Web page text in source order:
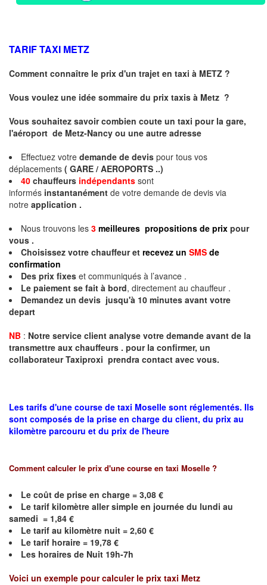
TARIF TAXI METZ
Comment connaître le prix d'un trajet en taxi à METZ ?
Vous voulez une idée sommaire du prix taxis à Metz ?
Vous souhaitez savoir combien coute un taxi pour la gare,
l'aéroport de Metz-Nancy ou une autre adresse
Effectuez votre demande de devis pour tous vos
déplacements ( GARE / AEROPORTS ..)
40 chauffeurs indépendants sont
informés instantanément de votre demande de devis via
notre application .
Nous trouvons les 3 meilleures propositions de prix pour
vous .
Choisissez votre chauffeur et recevez un SMS de
confirmation
Des prix fixes et communiqués à l’avance .
Le paiement se fait à bord, directement au chauffeur .
Demandez un devis jusqu'à 10 minutes avant votre
depart
NB : Notre service client analyse votre demande avant de la
transmettre aux chauffeurs . pour la confirmer, un
collaborateur Taxiproxi prendra contact avec vous.
Les tarifs d'une course de taxi Moselle sont réglementés. Ils
sont composés de la prise en charge du client, du prix au
kilomètre parcouru et du prix de l'heure
Comment calculer le prix d'une course en taxi Moselle ?
Le coût de prise en charge = 3,08 €
Le tarif kilomètre aller simple en journée du lundi au
samedi = 1,84 €
Le tarif au kilomètre nuit = 2,60 €
Le tarif horaire = 19,78 €
Les horaires de Nuit 19h-7h
Voici un exemple pour calculer le prix taxi Metz